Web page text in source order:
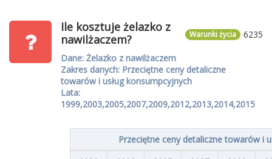
6235
Warunki życia
Ile kosztuje żelazko z
nawilżaczem?
Dane: Żelazko z nawilżaczem
Zakres danych: Przeciętne ceny detaliczne
towarów i usług konsumpcyjnych
Lata:
1999,2003,2005,2007,2009,2012,2013,2014,2015
Przeciętne ceny detaliczne towarów i